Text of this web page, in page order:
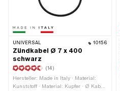
Montagewerkzeug
UNIVERSAL 10156
Zündkabel Ø 7 x 400
schwarz
(14)
Hersteller: Made in Italy · Material:
Kunststoff · Material: Kupfer · Ø Kabel: